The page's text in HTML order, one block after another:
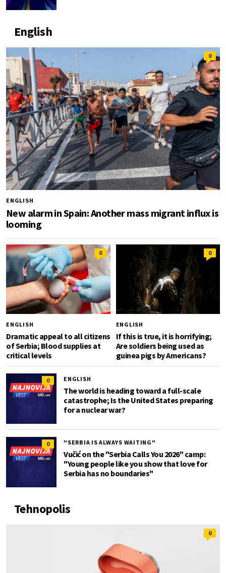
English
0
ENGLISH
New alarm in Spain: Another mass migrant influx is
looming
0
ENGLISH
Dramatic appeal to all citizens
of Serbia; Blood supplies at
critical levels
0
ENGLISH
If this is true, it is horrifying;
Are soldiers being used as
guinea pigs by Americans?
0 ENGLISH
The world is heading toward a full-scale
catastrophe; Is the United States preparing
for a nuclear war?
0 "SERBIA IS ALWAYS WAITING"
Vučić on the "Serbia Calls You 2026" camp:
"Young people like you show that love for
Serbia has no boundaries"
Tehnopolis
0